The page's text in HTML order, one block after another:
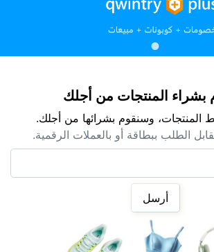
بشراء المنتجات من أجلك
المنتجات، وسنقوم بشرائها من أجلك.
الطلب ببطاقة أو بالعملات الرقمية.
أرسل